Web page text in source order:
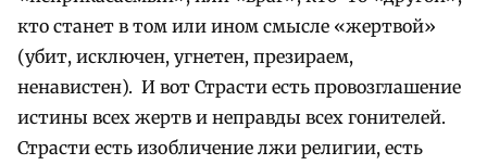
кто станет в том или ином смысле «жертвой»
(убит, исключен, угнетен, презираем,
ненавистен). И вот Страсти есть провозглашение
истины всех жертв и неправды всех гонителей.
Страсти есть изобличение лжи религии, есть